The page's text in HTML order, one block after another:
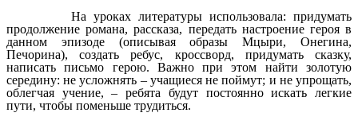
На уроках литературы использовала: придумать
продолжение романа, рассказа, передать настроение героя в
данном эпизоде (описывая образы Мцыри, Онегина,
Печорина), создать ребус, кроссворд, придумать сказку,
написать письмо герою. Важно при этом найти золотую
середину: не усложнять – учащиеся не поймут; и не упрощать,
облегчая учение, – ребята будут постоянно искать легкие
пути, чтобы поменьше трудиться.